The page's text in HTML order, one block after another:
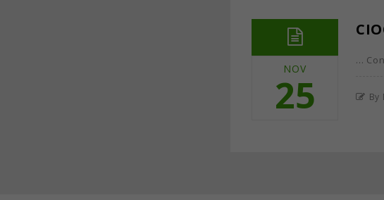
NOV
25
…
By